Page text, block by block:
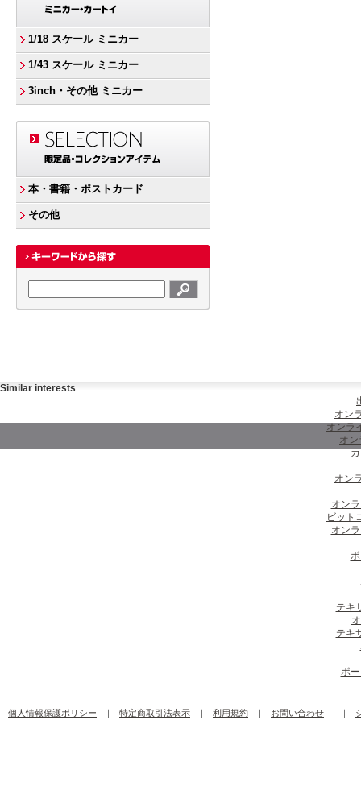
1/18 スケール ミニカー
1/43 スケール ミニカー
3inch・その他 ミニカー
本・書籍・ポストカード
その他
Similar interests
オン
オンラ
オ
オン
オン
ビット
オン
テキ
テキ
ポ
個人情報保護ポリシー ｜ 特定商取引法表示 ｜ 利用規約 ｜ お問い合わせ ｜